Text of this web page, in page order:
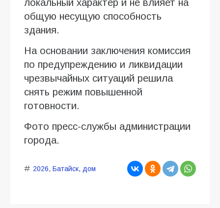
локальный характер и не влияет на
общую несущую способность
здания.
На основании заключения комиссия
по предупреждению и ликвидации
чрезвычайных ситуаций решила
снять режим повышенной
готовности.
Фото пресс-службы администрации
города.
2026, Батайск, дом